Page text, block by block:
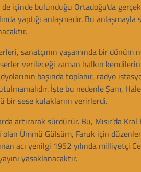
içinde bulunduğu Ortadoğu’da
yaptığı anlaşmadır. Bu
sanatçının yaşamında bir
verileceği zaman halkın
başında toplanır, radyo
İşte bu nedenle Şam,
bir sese kulaklarını verirlerdi.
artırarak sürdürür. Bu, Mısır’da
Ümmü Gülsüm, Faruk için
acı yenilgi 1952 yılında milliyetçi
yasaklanacaktır.